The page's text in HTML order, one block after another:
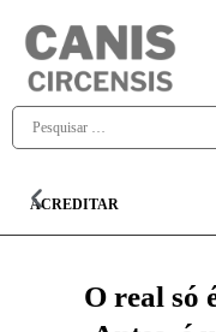
ACREDITAR
O real só